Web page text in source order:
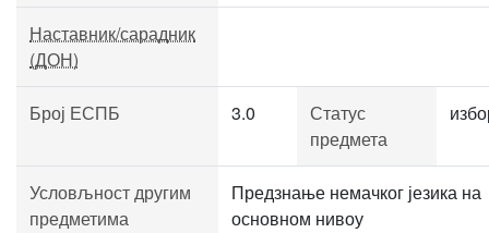
Наставник/сарадник
(ДОН)
Број ЕСПБ 3.0
Статус
предмета
Условљност другим
предметима
Предзнање немачког језика на
основном нивоу